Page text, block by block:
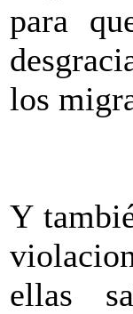
para
los
Y
ellas